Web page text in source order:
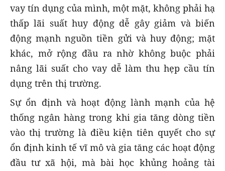
vay tín dụng của mình, một mặt, không phải hạ
thấp lãi suất huy động dễ gây giảm và biến
động mạnh nguồn tiền gửi và huy động; mặt
khác, mở rộng đầu ra nhờ không buộc phải
nâng lãi suất cho vay dễ làm thu hẹp cầu tín
dụng trên thị trường.
Sự ổn định và hoạt động lành mạnh của hệ
thống ngân hàng trong khi gia tăng dòng tiền
vào thị trường là điều kiện tiên quyết cho sự
ổn định kinh tế vĩ mô và gia tăng các hoạt động
đầu tư xã hội, mà bài học khủng hoảng tài